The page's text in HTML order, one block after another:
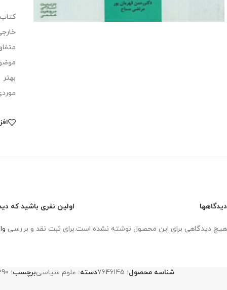
دیدگاهها
هیچ دیدگاهی برای این محصول نوشته نشده است.
اولین نفری باشید که
برای ثبت نقد و بررسی
شناسه محصول: 7646145دسته: علوم سیاسیبرچسب: